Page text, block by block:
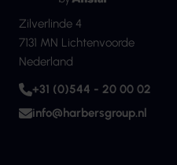
Zilverlinde 4
7131 MN Lichtenvoorde
Nederland
+31 (0)544 - 20 00 02
info@harbersgroup.nl